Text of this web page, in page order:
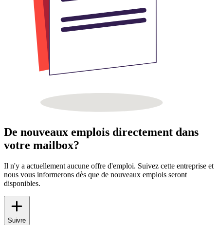
De nouveaux emplois directement dans
votre mailbox?
Il n'y a actuellement aucune offre d'emploi. Suivez cette entreprise et
nous vous informerons dès que de nouveaux emplois seront
disponibles.
Suivre